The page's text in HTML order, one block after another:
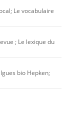
Le vocabulaire
; Le lexique du
bio Hepken;